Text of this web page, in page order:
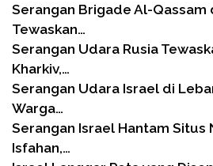
Serangan Brigade Al-Qassam
Tewaskan…
Serangan Udara Rusia
Kharkiv,…
Serangan Udara Israel di
Warga…
Serangan Israel Hantam Situs
Isfahan,…